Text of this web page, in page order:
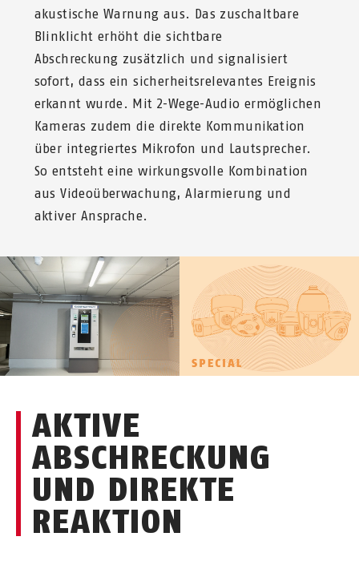
akustische Warnung aus. Das zuschaltbare
Blinklicht erhöht die sichtbare
Abschreckung zusätzlich und signalisiert
sofort, dass ein sicherheitsrelevantes Ereignis
erkannt wurde. Mit 2-Wege-Audio ermöglichen
Kameras zudem die direkte Kommunikation
über integriertes Mikrofon und Lautsprecher.
So entsteht eine wirkungsvolle Kombination
aus Videoüberwachung, Alarmierung und
aktiver Ansprache.
AKTIVE
ABSCHRECKUNG
UND DIREKTE
REAKTION